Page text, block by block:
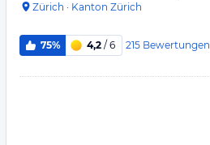
Zürich · Kanton Zürich
75% 4,2 / 6 215 Bewertungen